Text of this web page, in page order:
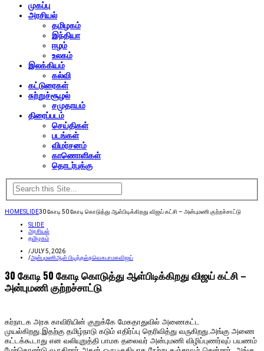
முகப்பு
அரசியல்
தமிழகம்
இந்தியா
ஈழம்
உலகம்
இலக்கியம்
கல்வி
கட்டுரைகள்
சுற்றுச்சூழல்
சமுதாயம்
திரைப்படம்
செய்திகள்
படங்கள்
விமர்சனம்
காணொளிகள்
தொடர்புக்கு
HOMESLIDE30 கோடி 50 கோடி கொடுத்து ஆள்பிடிக்கிறது விஜய் கட்சி – அன்புமணி குற்றச்சாட்டு
SLIDE
அரசியல்
தமிழகம்
/JULY 5, 2026
/அன்புமணிஆள் பிடித்தல்தவெகபாமகவிஜய்
30 கோடி 50 கோடி கொடுத்து ஆள்பிடிக்கிறது விஜய் கட்சி –
அன்புமணி குற்றச்சாட்டு
கர்நாடக அரசு காவிரியின் குறுக்கே மேகதாதுவில் அணைகட்ட
முயல்கிறது.இதற்கு தமிழ்நாடு கடும் எதிர்ப்பு தெரிவித்து வருகிறது.அங்கு அணை
கட்டக்கூடாது என வலியுறுத்தி பாமக தலைவர் அன்புமணி விழிப்புணர்வுப் பயணம்